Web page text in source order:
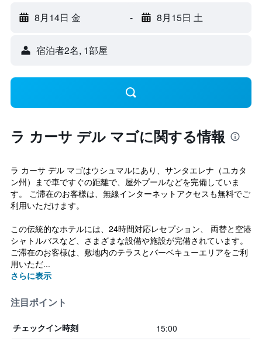
8月14日 金 - 8月15日 土
宿泊者2名, 1​部屋
ラ カーサ デル マゴに関する情報
ラ カーサ デル マゴはウシュマルにあり、サンタエレナ（ユカタ
ン州）まで車ですぐの距離で、屋外プールなどを完備していま
す。 ご滞在のお客様は、無線インターネットアクセスも無料でご
利用いただけます。
この伝統的なホテルには、24時間対応レセプション、 両替と空港
シャトルバスなど、さまざまな設備や施設が完備されています。
ご滞在のお客様は、敷地内のテラスとバーベキューエリアをご利
用いただ...
さらに表示
注目ポイント
チェックイン時刻 15:00